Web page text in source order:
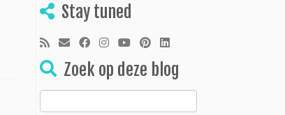
Stay tuned
Zoek op deze blog
Zoeken
naar: